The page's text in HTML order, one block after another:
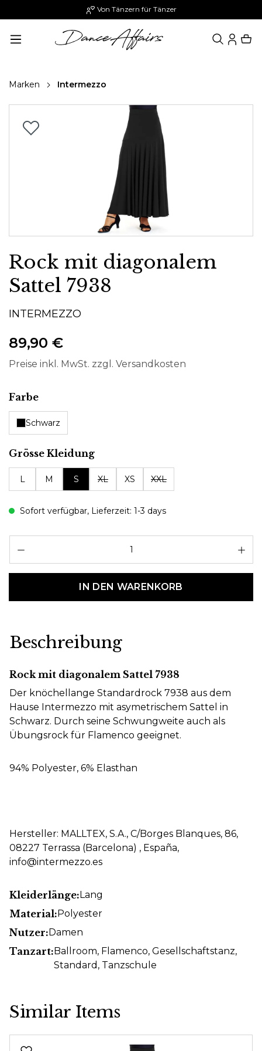
Von Tänzern für Tänzer
Marken Intermezzo
Bildergalerie überspringen
Rock mit diagonalem
Sattel 7938
INTERMEZZO
89,90 €
Preise inkl. MwSt. zzgl. Versandkosten
Farbeauswählen
Schwarz
Grösse Kleidungauswählen
L M S XL XS XXL
Sofort verfügbar, Lieferzeit: 1-3 days
IN DEN WARENKORB
Beschreibung
Rock mit diagonalem Sattel 7938
Der knöchellange Standardrock 7938 aus dem
Hause Intermezzo mit asymetrischem Sattel in
Schwarz. Durch seine Schwungweite auch als
Übungsrock für Flamenco geeignet.
94% Polyester, 6% Elasthan
Hersteller: MALLTEX, S.A., C/Borges Blanques, 86,
08227 Terrassa (Barcelona) , España,
info@intermezzo.es
Kleiderlänge:Lang
Material:Polyester
Nutzer:Damen
Tanzart:Ballroom, Flamenco, Gesellschaftstanz,
Standard , Tanzschule
Similar Items